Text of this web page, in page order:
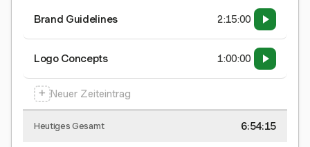
Brand Guidelines 2:15:00
Logo Concepts 1:00:00
+ Neuer Zeiteintrag
Heutiges Gesamt 6:54:15